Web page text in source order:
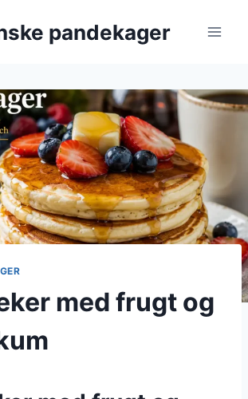
pandekager
med frugt og